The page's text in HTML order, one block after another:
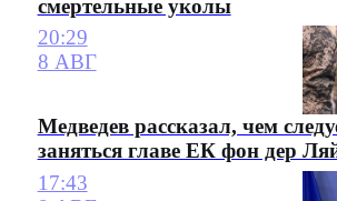
смертельные уколы
20:29
8 АВГ
Медведев рассказал, чем
заняться главе ЕК фон дер
17:43